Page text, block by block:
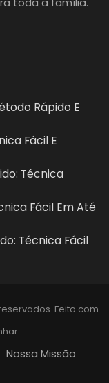
Rápido E
Fácil E
Técnica
Fácil Em Até
Técnica Fácil
Feito com
Nossa Missão